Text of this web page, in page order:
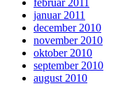
januar 2011
december 2010
november 2010
oktober 2010
september 2010
august 2010